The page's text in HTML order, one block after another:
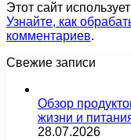
Этот сайт
Узнайте, как
комментариев.
Свежие записи
Обзор
жизни и
28.07.2026